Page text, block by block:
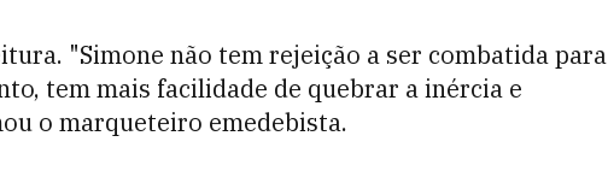
"Simone não tem rejeição a ser combatida para
tem mais facilidade de quebrar a inércia e
o marqueteiro emedebista.